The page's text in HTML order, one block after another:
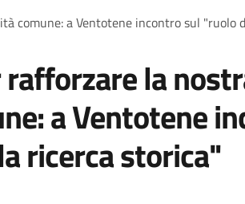
comune: a Ventotene incontro sul "ruolo
la
a Ventotene
ricerca storica"